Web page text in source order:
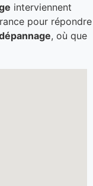
interviennent
pour répondre
, où que